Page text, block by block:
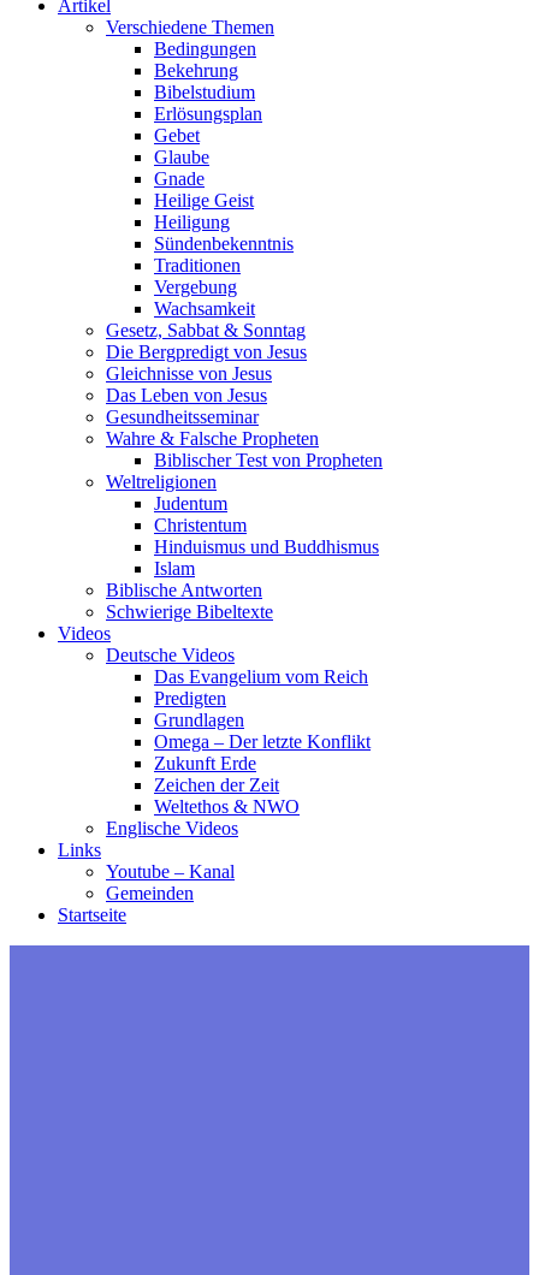
Artikel
Verschiedene Themen
Bedingungen
Bekehrung
Bibelstudium
Erlösungsplan
Gebet
Glaube
Gnade
Heilige Geist
Heiligung
Sündenbekenntnis
Traditionen
Vergebung
Wachsamkeit
Gesetz, Sabbat & Sonntag
Die Bergpredigt von Jesus
Gleichnisse von Jesus
Das Leben von Jesus
Gesundheitsseminar
Wahre & Falsche Propheten
Biblischer Test von Propheten
Weltreligionen
Judentum
Christentum
Hinduismus und Buddhismus
Islam
Biblische Antworten
Schwierige Bibeltexte
Videos
Deutsche Videos
Das Evangelium vom Reich
Predigten
Grundlagen
Omega – Der letzte Konflikt
Zukunft Erde
Zeichen der Zeit
Weltethos & NWO
Englische Videos
Links
Youtube – Kanal
Gemeinden
Startseite